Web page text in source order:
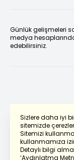
Sizlere daha iyi
sitemizde
Sitemizi
kullanmamıza
Detaylı bilgi
‘Aydınlatma
Günlük gelişmeleri
medya
edebilirsiniz.
Powered